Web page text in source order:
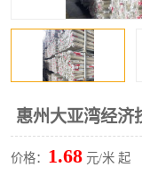
惠州大亚湾经济
价格： 1.68 元/米 起